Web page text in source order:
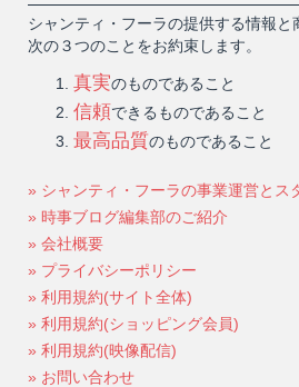
シャンティ・フーラの提供する情報と
次の３つのことをお約束します。
真実のものであること
信頼できるものであること
最高品質のものであること
» シャンティ・フーラの事業運営とス
» 時事ブログ編集部のご紹介
» 会社概要
» プライバシーポリシー
» 利用規約(サイト全体)
» 利用規約(ショッピング会員)
» 利用規約(映像配信)
» お問い合わせ